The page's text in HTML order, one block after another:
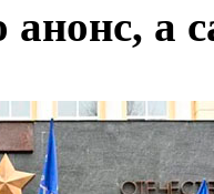
анонс, а